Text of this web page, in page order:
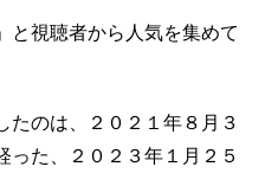
と視聴者から人気を集めて
たのは、２０２１年８月３
った、２０２３年１月２５